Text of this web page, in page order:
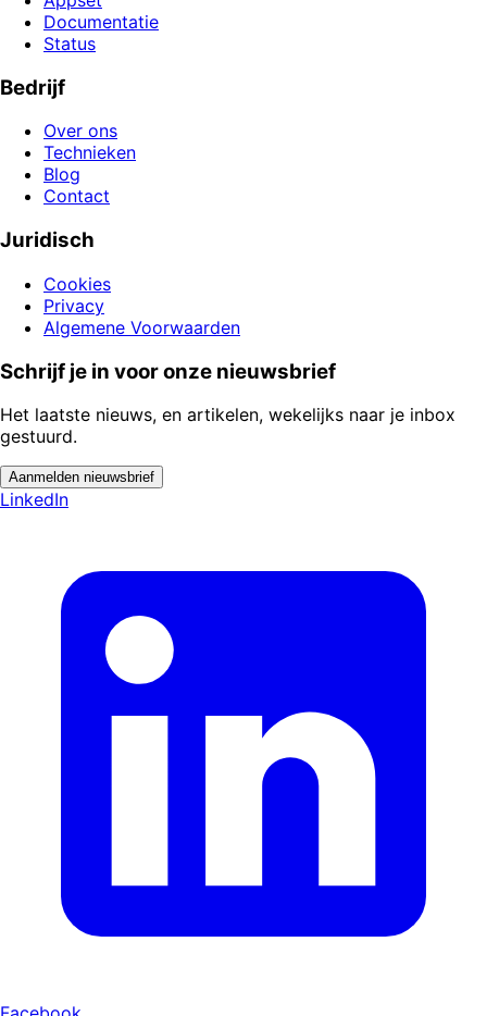
Documentatie
Status
Bedrijf
Over ons
Technieken
Blog
Contact
Juridisch
Cookies
Privacy
Algemene Voorwaarden
Schrijf je in voor onze nieuwsbrief
Het laatste nieuws, en artikelen, wekelijks naar je inbox
gestuurd.
Aanmelden nieuwsbrief
LinkedIn